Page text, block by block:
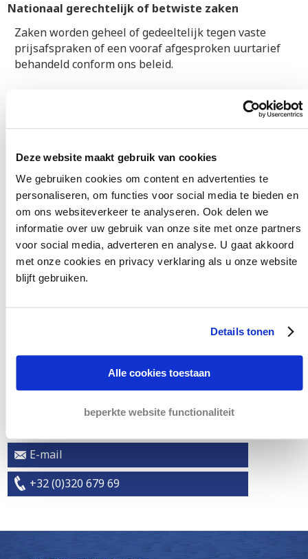
Deze website maakt gebruik van cookies
We gebruiken cookies om content en advertenties te
personaliseren, om functies voor social media te bieden en
om ons websiteverkeer te analyseren. Ook delen we
informatie over uw gebruik van onze site met onze partners
voor social media, adverteren en analyse. U gaat akkoord
met onze cookies en privacy verklaring als u onze website
blijft gebruiken.
Details tonen
Alle cookies toestaan
beperkte website functionaliteit
Nationaal gerechtelijk of betwiste zaken
Zaken worden geheel of gedeeltelijk tegen vaste
prijsafspraken of een vooraf afgesproken uurtarief
behandeld conform ons beleid.
GRATIS ADVIES
E-mail
+32 (0)320 679 69